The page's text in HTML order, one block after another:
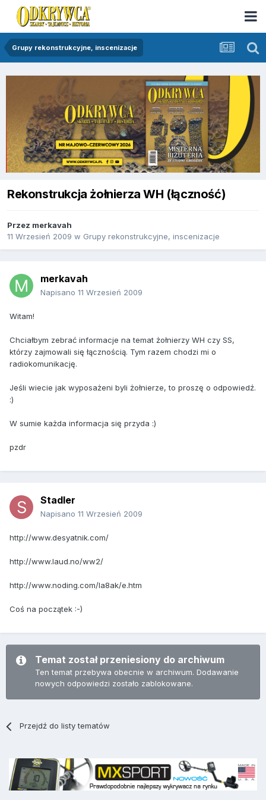
Grupy rekonstrukcyjne, inscenizacje
Rekonstrukcja żołnierza WH (łączność)
Przez merkavah
11 Wrzesień 2009 w Grupy rekonstrukcyjne, inscenizacje
merkavah
Napisano 11 Wrzesień 2009
Witam!
Chciałbym zebrać informacje na temat żołnierzy WH czy SS,
którzy zajmowali się łącznością. Tym razem chodzi mi o
radiokomunikację.
Jeśli wiecie jak wyposażeni byli żołnierze, to proszę o odpowiedź.
:)
W sumie każda informacja się przyda :)
pzdr
Stadler
Napisano 11 Wrzesień 2009
http://www.desyatnik.com/
http://www.laud.no/ww2/
http://www.noding.com/la8ak/e.htm
Coś na początek :-)
Temat został przeniesiony do archiwum
Ten temat przebywa obecnie w archiwum. Dodawanie
nowych odpowiedzi zostało zablokowane.
Przejdź do listy tematów